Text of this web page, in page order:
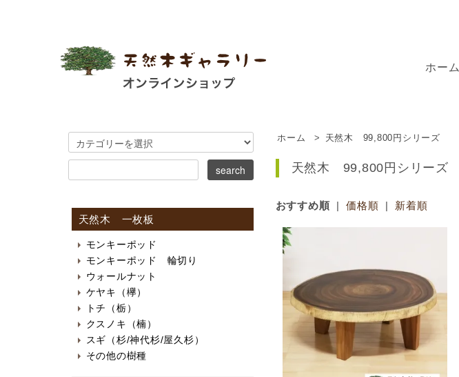
ホーム
ホーム > 天然木 99,800円シリーズ
天然木 99,800円シリーズ
おすすめ順 |価格順 | 新着順
天然木 一枚板
モンキーポッド
モンキーポッド 輪切り
ウォールナット
ケヤキ（欅）
トチ（栃）
クスノキ（楠）
スギ（杉/神代杉/屋久杉）
その他の樹種